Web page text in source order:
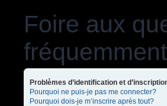
Foire aux
Problèmes d’identification et
Pourquoi ne puis-je pas me connecter?
Pourquoi dois-je m’inscrire après tout?